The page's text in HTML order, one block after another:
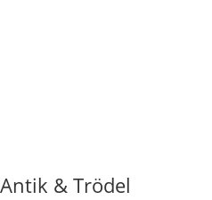
Antik & Trödel